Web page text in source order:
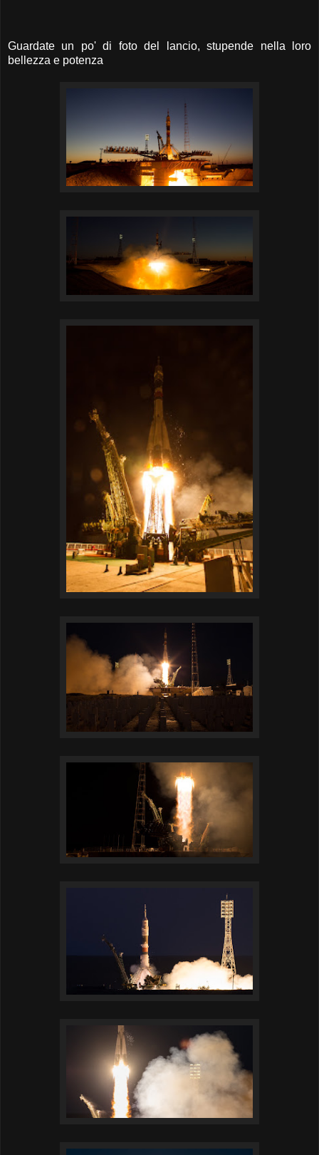
Guardate un po' di foto del lancio, stupende nella loro
bellezza e potenza